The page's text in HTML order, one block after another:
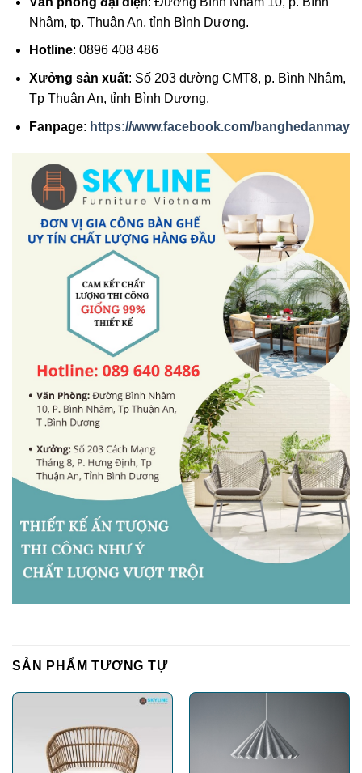
Nhâm, tp. Thuận An, tỉnh Bình Dương.
Hotline: 0896 408 486
Xưởng sản xuất: Số 203 đường CMT8, p. Bình Nhâm,
Tp Thuận An, tỉnh Bình Dương.
Fanpage: https://www.facebook.com/banghedanmay
SẢN PHẨM TƯƠNG TỰ